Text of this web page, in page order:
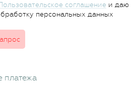
соглашение и даю
персональных данных
платежа